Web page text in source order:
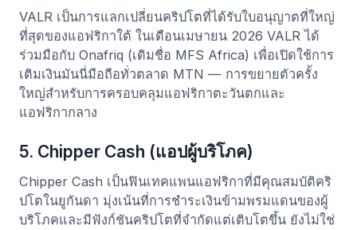
VALR เป็นการแลกเปลี่ยนคริปโตที่ได้รับใบอนุญาตที่ใหญ่
ที่สุดของแอฟริกาใต้ ในเดือนเมษายน 2026 VALR ได้
ร่วมมือกับ Onafriq (เดิมชื่อ MFS Africa) เพื่อเปิดใช้การ
เติมเงินมันนี่มือถือทั่วตลาด MTN — การขยายตัวครั้ง
ใหญ่สำหรับการครอบคลุมแอฟริกาตะวันตกและ
แอฟริกากลาง
5. Chipper Cash (แอปผู้บริโภค)
Chipper Cash เป็นฟินเทคแพนแอฟริกาที่มีคุณสมบัติคริ
ปโตในยูกันดา มุ่งเน้นที่การชำระเงินข้ามพรมแดนของผู้
บริโภคและมีฟังก์ชันคริปโตที่จำกัดแต่เติบโตขึ้น ยังไม่ใช่